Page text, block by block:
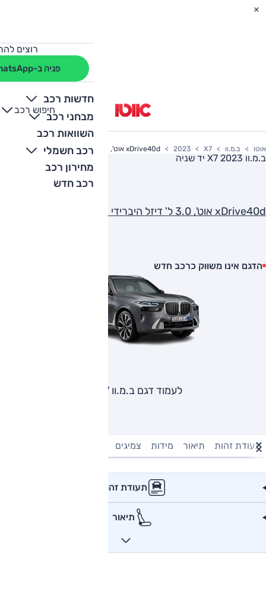
רוצים
פניה ב-WhatsApp
חדשות רכב
מבחני רכב
השוואות רכב
רכב חשמלי
מחירון רכב
רכב חדש
חיפוש רכב
+
-
אוטו ב.מ.וו X7
2023 xDrive40d אוט', 3.0 ל' דיזל היברידי מתון, Exclusive, 4x4
ב.מ.וו X7 2023 יד שניה
xDrive40d אוט', 3.0 ל' דיזל היברידי מתון, Exclusive, 4x4
הדגם אינו משווק כרכב חדש
לעמוד דגם ב.מ.וו X7
תעודת זהות תיאור מידות צמיגים
תעודת זהות
תיאור